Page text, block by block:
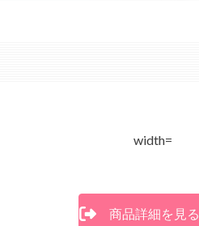
商品詳細を見る